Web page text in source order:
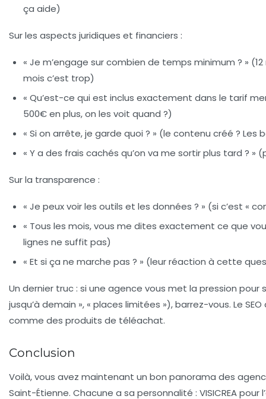
ça aide)
Sur les aspects juridiques et financiers :
« Je m’engage sur combien de temps minimum ? »
mois c’est trop)
« Qu’est-ce qui est inclus exactement dans le tarif
500€ en plus, on les voit quand ?)
« Si on arrête, je garde quoi ? » (le contenu créé ? Les
« Y a des frais cachés qu’on va me sortir plus tard ? »
Sur la transparence :
« Je peux voir les outils et les données ? » (si c’est «
« Tous les mois, vous me dites exactement ce que
lignes ne suffit pas)
« Et si ça ne marche pas ? » (leur réaction à cette
Un dernier truc : si une agence vous met la pression pour
jusqu’à demain », « places limitées »), barrez-vous. Le
comme des produits de téléachat.
Conclusion
Voilà, vous avez maintenant un bon panorama des
Saint-Étienne. Chacune a sa personnalité : VISICREA